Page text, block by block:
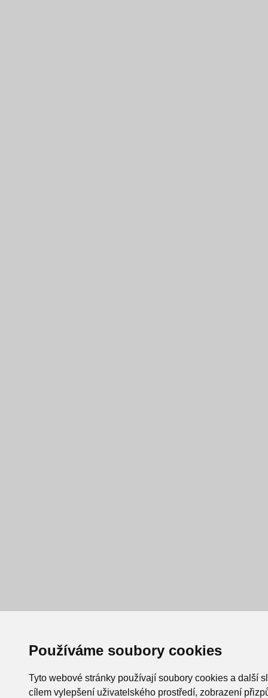
Používáme soubory cookies
Tyto webové stránky používají soubory cookies a další
cílem vylepšení uživatelského prostředí, zobrazení